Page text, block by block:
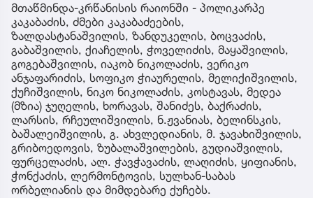
მთაწმინდა-კრწანისის რაიონში - პოლიკარპე
კაკაბაძის, ძმები კაკაბაძეების,
ზალდასტანაშვილის, ზანდუკელის, ბოცვაძის,
გაბაშვილის, ქიაჩელის, ჭოველიძის, მაყაშვილის,
გოგებაშვილის, იაკობ ნიკოლაძის, ვერიკო
ანჯაფარიძის, სოფიკო ჭიაურელის, მელიქიშვილის,
ქუჩიშვილის, ნიკო ნიკოლაძის, კოსტავას, მედეა
(მზია) ჯუღელის, ხორავას, შანიძეს, ბაქრაძის,
ლარსის, რჩეულიშვილის, ნ.ჟვანიას, ბელინსკის,
ბაშალეიშვილის, გ. ახვლედიანის, მ. ჯავახიშვილის,
გრიბოედოვის, ზუბალაშვილების, გუდიაშვილის,
ფურცელაძის, ალ. ჭავჭავაძის, ლაღიძის, ყიფიანის,
ჭონქაძის, ლერმონტოვის, სულხან-საბას
ორბელიანის და მიმდებარე ქუჩებს.